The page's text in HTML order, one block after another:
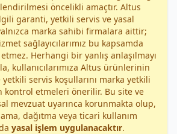
öncelikli amaçtır. Altus
garanti, yetkili servis ve yasal
marka sahibi firmalara aittir;
sağlayıcılarımız bu kapsamda
Herhangi bir yanlış anlaşılmayı
kullanıcılarımıza Altus ürünlerinin
servis koşullarını marka yetkili
kontrol etmeleri önerilir. Bu site ve
mevzuat uyarınca korunmakta olup,
dağıtma veya ticari kullanım
yasal işlem uygulanacaktır.